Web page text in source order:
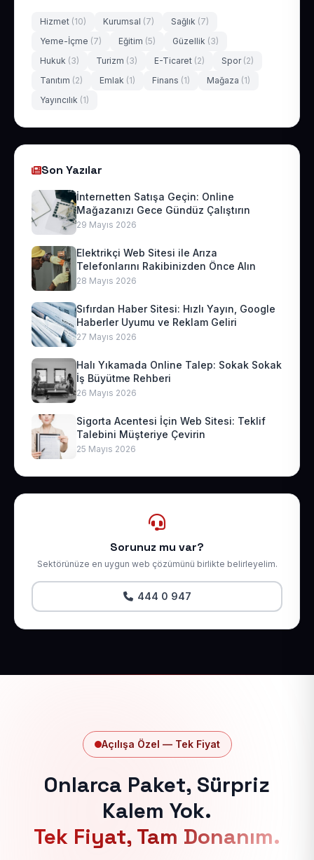
Hizmet (10) Kurumsal (7) Sağlık (7)
Yeme-İçme (7) Eğitim (5) Güzellik (3)
Hukuk (3) Turizm (3) E-Ticaret (2) Spor (2)
Tanıtım (2) Emlak (1) Finans (1) Mağaza (1)
Yayıncılık (1)
Son Yazılar
İnternetten Satışa Geçin: Online
Mağazanızı Gece Gündüz Çalıştırın
29 Mayıs 2026
Elektrikçi Web Sitesi ile Arıza
Telefonlarını Rakibinizden Önce Alın
28 Mayıs 2026
Sıfırdan Haber Sitesi: Hızlı Yayın, Google
Haberler Uyumu ve Reklam Geliri
27 Mayıs 2026
Halı Yıkamada Online Talep: Sokak Sokak
İş Büyütme Rehberi
26 Mayıs 2026
Sigorta Acentesi İçin Web Sitesi: Teklif
Talebini Müşteriye Çevirin
25 Mayıs 2026
Sorunuz mu var?
Sektörünüze en uygun web çözümünü birlikte belirleyelim.
444 0 947
Açılışa Özel — Tek Fiyat
Onlarca Paket, Sürpriz
Kalem Yok.
Tek Fiyat, Tam Donanım.